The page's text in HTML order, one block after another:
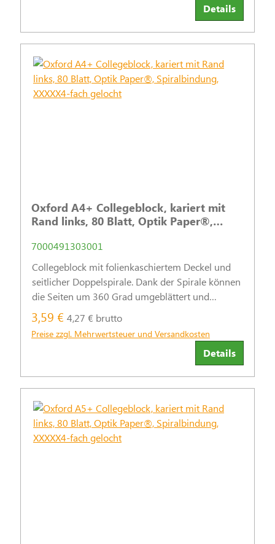
Details
Oxford A4+ Collegeblock, kariert mit
Rand links, 80 Blatt, Optik Paper®,
7000491303001
Collegeblock mit folienkaschiertem Deckel und
seitlicher Doppelspirale. Dank der Spirale können
die Seiten um 360 Grad umgeblättert und
dadurch vollständig beschrieben werden.
3,59 € 4,27 € brutto
Preise zzgl. Mehrwertsteuer und Versandkosten
Details